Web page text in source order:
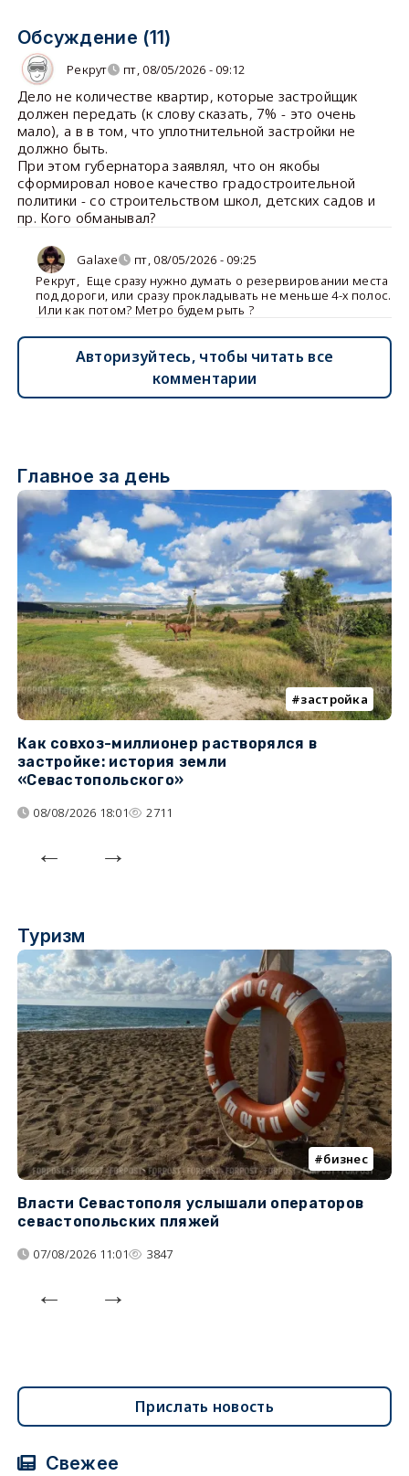
Обсуждение (11)
Рекрут пт, 08/05/2026 - 09:12
Дело не количестве квартир, которые застройщик
должен передать (к слову сказать, 7% - это очень
мало), а в в том, что уплотнительной застройки не
должно быть.
При этом губернатора заявлял, что он якобы
сформировал новое качество градостроительной
политики - со строительством школ, детских садов и
пр. Кого обманывал?
Galaxe
пт, 08/05/2026 - 09:25
Рекрут, Еще сразу нужно думать о резервировании места
под дороги, или сразу прокладывать не меньше 4-х полос.
Или как потом? Метро будем рыть ?
Авторизуйтесь, чтобы читать все
комментарии
Главное за день
застройка
Как совхоз-миллионер растворялся в
застройке: история земли
«Севастопольского»
08/08/2026 18:01 2711
Туризм
бизнес
Власти Севастополя услышали операторов
севастопольских пляжей
07/08/2026 11:01 3847
Прислать новость
Свежее